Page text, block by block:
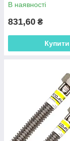
В наявності
831,60 ₴
Купити